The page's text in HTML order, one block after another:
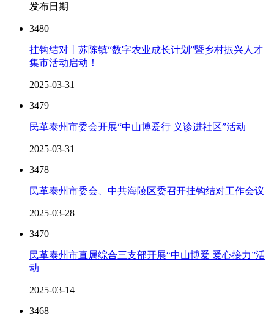
发布日期
3480
挂钩结对丨苏陈镇“数字农业成长计划”暨乡村振兴人才
集市活动启动！
2025-03-31
3479
民革泰州市委会开展“中山博爱行 义诊进社区”活动
2025-03-31
3478
民革泰州市委会、中共海陵区委召开挂钩结对工作会议
2025-03-28
3470
民革泰州市直属综合三支部开展“中山博爱 爱心接力”活
动
2025-03-14
3468